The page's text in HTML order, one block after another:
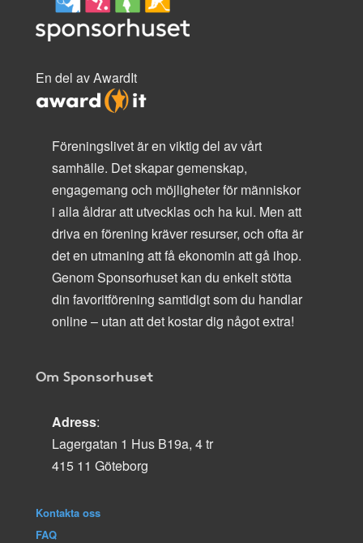
En del av AwardIt
Föreningslivet är en viktig del av vårt
samhälle. Det skapar gemenskap,
engagemang och möjligheter för människor
i alla åldrar att utvecklas och ha kul. Men att
driva en förening kräver resurser, och ofta är
det en utmaning att få ekonomin att gå ihop.
Genom Sponsorhuset kan du enkelt stötta
din favoritförening samtidigt som du handlar
online – utan att det kostar dig något extra!
Om Sponsorhuset
Adress:
Lagergatan 1 Hus B19a, 4 tr
415 11 Göteborg
Kontakta oss
FAQ